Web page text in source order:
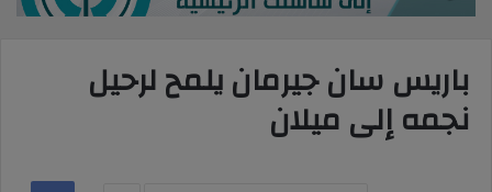
باريس سان جيرمان يلمح لرحيل
نجمه إلى ميلان